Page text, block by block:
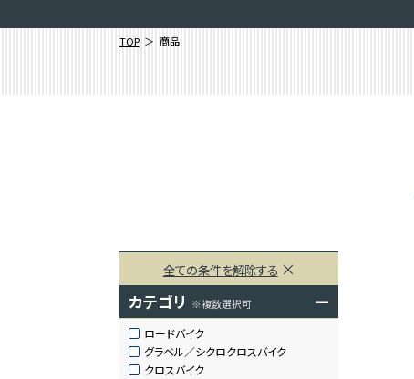
TOP 商品
全ての条件を解除する
カテゴリ ※複数選択可 ー
ロードバイク
グラベル／シクロクロスバイク
クロスバイク